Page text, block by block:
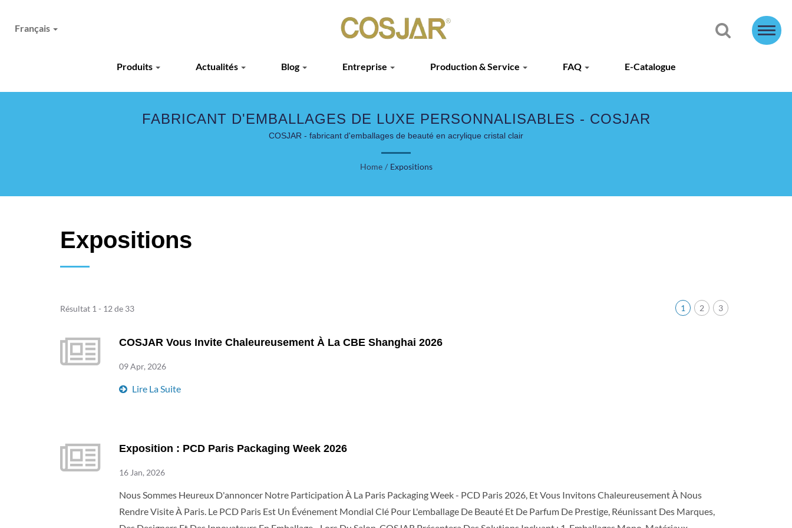
Produits Actualités Blog Entreprise Production & Service FAQ E-Catalogue
Français
FABRICANT D'EMBALLAGES DE LUXE PERSONNALISABLES - COSJAR
COSJAR - fabricant d'emballages de beauté en acrylique cristal clair
Home / Expositions
Expositions
Résultat 1 - 12 de 33 1 2 3
COSJAR Vous Invite Chaleureusement À La CBE Shanghai 2026
09 Apr, 2026
Lire La Suite
Exposition : PCD Paris Packaging Week 2026
16 Jan, 2026
Nous Sommes Heureux D'annoncer Notre Participation À La Paris Packaging Week - PCD Paris 2026, Et Vous Invitons Chaleureusement À Nous
Rendre Visite À Paris. Le PCD Paris Est Un Événement Mondial Clé Pour L'emballage De Beauté Et De Parfum De Prestige, Réunissant Des Marques,